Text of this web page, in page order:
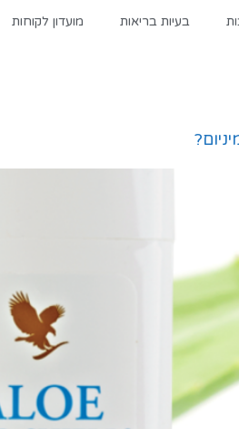
בעיות בריאות מועדון לקוחות